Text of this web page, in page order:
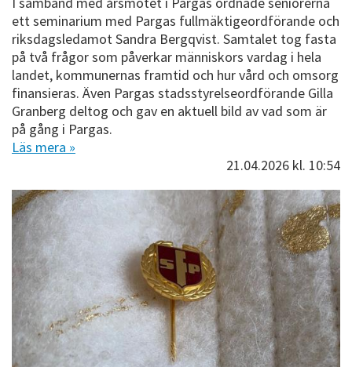
ett seminarium med Pargas fullmäktigeordförande och
riksdagsledamot Sandra Bergqvist. Samtalet tog fasta
på två frågor som påverkar människors vardag i hela
landet, kommunernas framtid och hur vård och omsorg
finansieras. Även Pargas stadsstyrelseordförande Gilla
Granberg deltog och gav en aktuell bild av vad som är
på gång i Pargas.
Läs mera »
21.04.2026 kl. 10:54